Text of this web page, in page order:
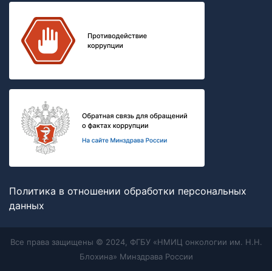
Политика в отношении обработки персональных
данных
Все права защищены © 2024, ФГБУ «НМИЦ онкологии им. Н.Н.
Блохина» Минздрава России